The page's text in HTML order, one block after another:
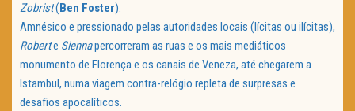
Zobrist(Ben Foster).
Amnésico e pressionado pelas autoridades locais (lícitas ou ilícitas),
Roberte Siennapercorreram as ruas e os mais mediáticos
monumento de Florença e os canais de Veneza, até chegarem a
Istambul, numa viagem contra-relógio repleta de surpresas e
desafios apocalíticos.